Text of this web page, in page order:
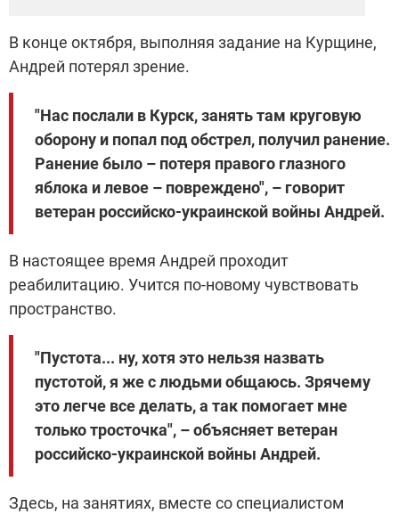
В конце октября, выполняя задание на Курщине,
Андрей потерял зрение.
"Нас послали в Курск, занять там круговую
оборону и попал под обстрел, получил ранение.
Ранение было – потеря правого глазного
яблока и левое – повреждено", – говорит
ветеран российско-украинской войны Андрей.
В настоящее время Андрей проходит
реабилитацию. Учится по-новому чувствовать
пространство.
"Пустота... ну, хотя это нельзя назвать
пустотой, я же с людьми общаюсь. Зрячему
это легче все делать, а так помогает мне
только тросточка", – объясняет ветеран
российско-украинской войны Андрей.
Здесь, на занятиях, вместе со специалистом